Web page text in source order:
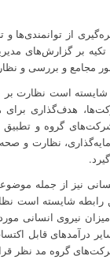
از
بر گزارش‌های
مجامع و بررسی و
شایسته است نظارت
هدف‌گذاری برای
گروه و تطبیق
نیز از جمله
رابطه شایسته است
نیروی انسانی
درآمدهای قابل
گروه مد نظر